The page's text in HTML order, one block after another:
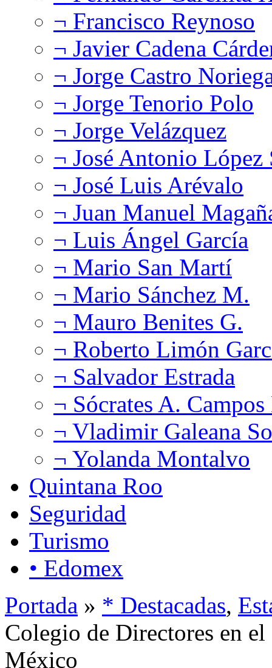
¬ Francisco Reynoso
¬ Javier Cadena
¬ Jorge Castro
¬ Jorge Tenorio Polo
¬ Jorge Velázquez
¬ José Antonio López
¬ José Luis Arévalo
¬ Juan Manuel
¬ Luis Ángel García
¬ Mario San Martí
¬ Mario Sánchez M.
¬ Mauro Benites G.
¬ Roberto Limón
¬ Salvador Estrada
¬ Sócrates A.
¬ Vladimir Galeana
¬ Yolanda Montalvo
Quintana Roo
Seguridad
Turismo
• Edomex
Portada » * Destacadas,
Colegio de Directores en
México